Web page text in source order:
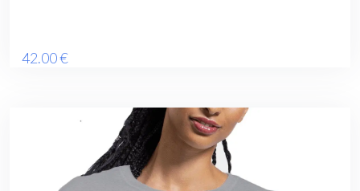
42.00€